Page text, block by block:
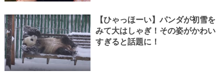
【ひゃっほーい】パンダが初雪を
みて大はしゃぎ！その姿がかわい
すぎると話題に！